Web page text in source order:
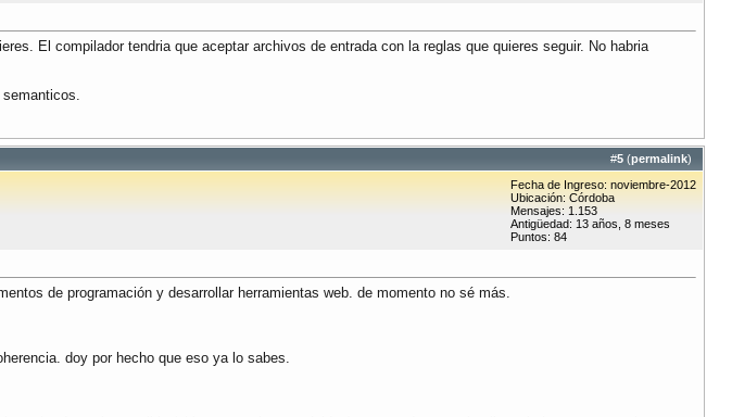
El compilador tendria que aceptar archivos de entrada con la reglas que quieres seguir. No habria
#5 (permalink)
Fecha de Ingreso: noviembre-2012
Ubicación: Córdoba
Mensajes: 1.153
Antigüedad: 13 años, 8 meses
Puntos: 84
de programación y desarrollar herramientas web. de momento no sé más.
doy por hecho que eso ya lo sabes.